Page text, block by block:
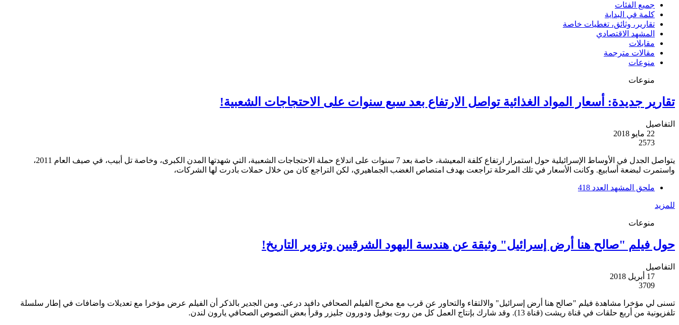
جميع الفئات
كلمة في البداية
تقارير، وثائق، تغطيات خاصة
المشهد الاقتصادي
مقابلات
مقالات مترجمة
منوعات
منوعات
تقارير جديدة: أسعار المواد الغذائية تواصل الارتفاع بعد سبع سنوات على الاحتجاجات الشعبية!
التفاصيل
22 مايو 2018
2573
يتواصل الجدل في الأوساط الإسرائيلية حول استمرار ارتفاع كلفة المعيشة، خاصة بعد 7 سنوات على اندلاع حملة الاحتجاجات الشعبية، التي شهدتها المدن الكبرى، وخاصة تل أبيب، في صيف العام 2011،
واستمرت لبضعة أسابيع. وكانت الأسعار في تلك المرحلة تراجعت بهدف امتصاص الغضب الجماهيري، لكن التراجع كان من خلال حملات بادرت لها الشركات،
ملحق المشهد العدد 418
للمزيد
منوعات
حول فيلم "صالح هنا أرض إسرائيل" وثيقة عن هندسة اليهود الشرقيين وتزوير التاريخ!
التفاصيل
17 أبريل 2018
3709
تسنى لي مؤخرا مشاهدة فيلم "صالح هنا أرض إسرائيل" والالتقاء والتحاور عن قرب مع مخرج الفيلم الصحافي دافيد درعي. ومن الجدير بالذكر أن الفيلم عرض مؤخرا مع تعديلات واضافات في إطار سلسلة
تلفزيونية من أربع حلقات في قناة ريشت (قناة 13). وقد شارك بإنتاج العمل كل من روت يوفيل ودورون جليزر وقرأ بعض النصوص الصحافي يارون لندن.